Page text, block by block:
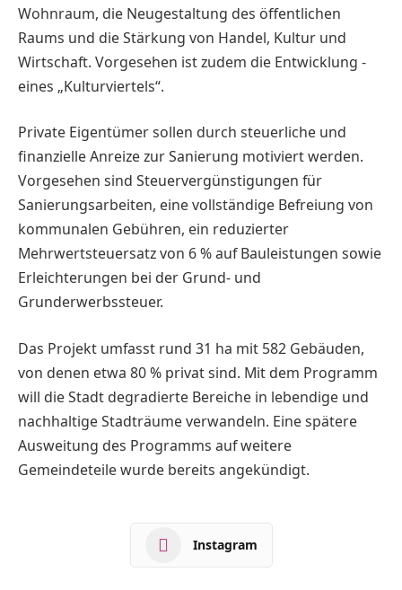
Wohnraum, die Neugestaltung des öffentlichen
Raums und die Stärkung von Handel, Kultur und
Wirtschaft. Vorgesehen ist zudem die Entwicklung ­
eines „Kulturviertels“.
Private Eigentümer sollen durch steuerliche und
finanzielle Anreize zur Sanierung motiviert werden.
Vorgesehen sind Steuervergünstigungen für
Sanierungs­arbeiten, eine vollständige Befreiung von
kommunalen Gebühren, ein reduzierter
Mehrwertsteuersatz von 6 % auf Bauleistungen sowie
Erleichterungen bei der Grund- und
Grunderwerbssteuer.
Das Projekt umfasst rund 31 ha mit 582 Gebäuden,
von denen etwa 80 % privat sind. Mit dem Programm
will die Stadt degradierte Bereiche in lebendige und
nachhaltige Stadträume verwandeln. Eine spätere
Ausweitung des Programms auf weitere
Gemeindeteile wurde bereits angekündigt.
Instagram